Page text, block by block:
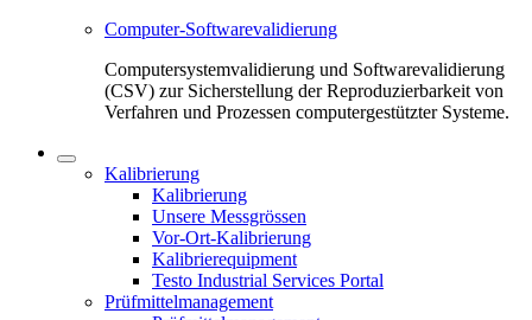
Computer-Softwarevalidierung
Computersystemvalidierung und Softwarevalidierung
(CSV) zur Sicherstellung der Reproduzierbarkeit von
Verfahren und Prozessen computergestützter Systeme.
Kalibrierung
Kalibrierung
Unsere Messgrössen
Vor-Ort-Kalibrierung
Kalibrierequipment
Testo Industrial Services Portal
Prüfmittelmanagement